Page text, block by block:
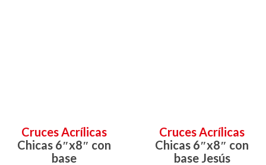
Cruces Acrílicas
Chicas 6″x8″ con
base
Cruces Acrílicas
Chicas 6″x8″ con
base Jesús